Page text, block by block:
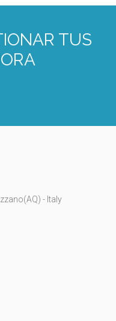
TUS
- Italy